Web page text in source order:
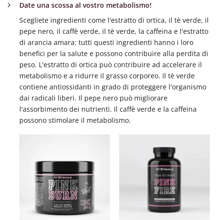
ha
più
varianti.
Le
opzioni
possono
essere
scelte
nella
pagina
del
prodotto
Date una scossa al vostro metabolismo!
Scegliete ingredienti come l'estratto di ortica, il tè verde, il
pepe nero, il caffè verde, il tè verde, la caffeina e l'estratto
di arancia amara: tutti questi ingredienti hanno i loro
benefici per la salute e possono contribuire alla perdita di
peso. L'estratto di ortica può contribuire ad accelerare il
metabolismo e a ridurre il grasso corporeo. Il tè verde
contiene antiossidanti in grado di proteggere l'organismo
dai radicali liberi. Il pepe nero può migliorare
l'assorbimento dei nutrienti. Il caffè verde e la caffeina
possono stimolare il metabolismo.